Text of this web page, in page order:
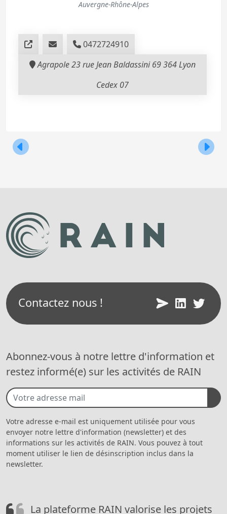
Auvergne-Rhône-Alpes
0472724910
Agrapole 23 rue Jean Baldassini 69 364 Lyon
Cedex 07
Navigation
de
Chambre d’agriculture de la Charente Agri
Contactez nous !
Abonnez-vous à notre lettre d'information et
restez informé(e) sur les activités de RAIN
Votre adresse e-mail est uniquement utilisée pour vous
envoyer notre lettre d'information (newsletter) et des
informations sur les activités de RAIN. Vous pouvez à tout
moment utiliser le lien de désinscription inclus dans la
newsletter.
La plateforme RAIN valorise les projets